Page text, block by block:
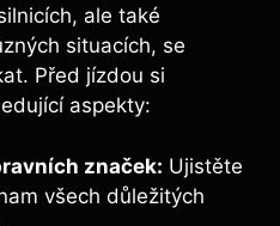
ale také
situacích, se
Před jízdou si
aspekty:
značek: Ujistěte
všech důležitých